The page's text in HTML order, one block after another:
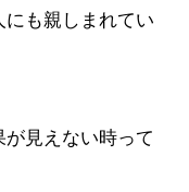
にも親しまれてい
見えない時って